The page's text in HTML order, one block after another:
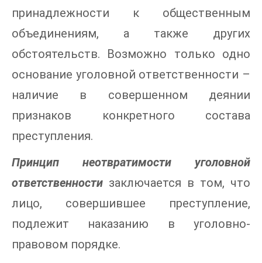
принадлежности к общественным
объединениям, а также других
обстоятельств. Возможно только одно
основание уголовной ответственности –
наличие в совершенном деянии
признаков конкретного состава
преступления.
Принцип неотвратимости уголовной
ответственности заключается в том, что
лицо, совершившее преступление,
подлежит наказанию в уголовно-
правовом порядке.